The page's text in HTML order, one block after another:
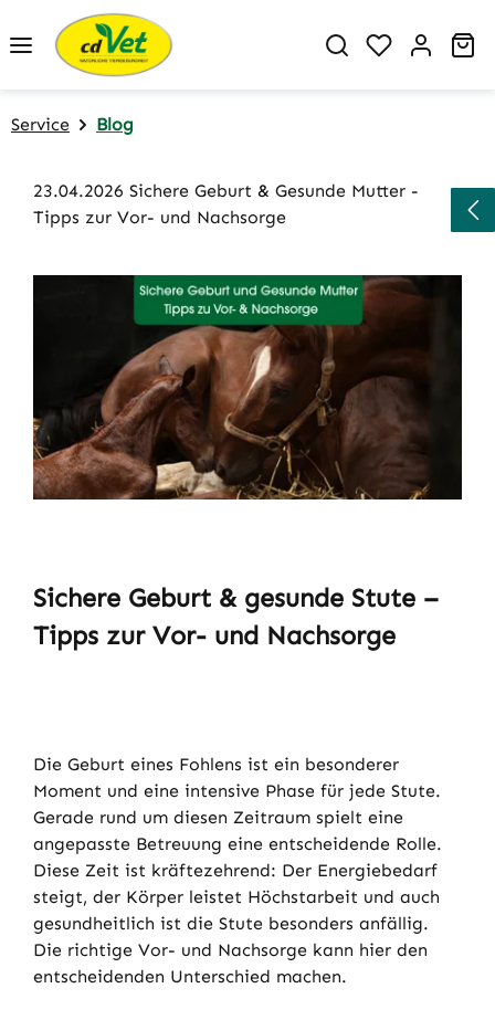
Zum Hauptinhalt springen
Du hast 0
Service Blog
23.04.2026 Sichere Geburt & Gesunde Mutter -
Tipps zur Vor- und Nachsorge
Sichere Geburt & gesunde Stute –
Tipps zur Vor- und Nachsorge
Die Geburt eines Fohlens ist ein besonderer
Moment und eine intensive Phase für jede Stute.
Gerade rund um diesen Zeitraum spielt eine
angepasste Betreuung eine entscheidende Rolle.
Diese Zeit ist kräftezehrend: Der Energiebedarf
steigt, der Körper leistet Höchstarbeit und auch
gesundheitlich ist die Stute besonders anfällig.
Die richtige Vor- und Nachsorge kann hier den
entscheidenden Unterschied machen.